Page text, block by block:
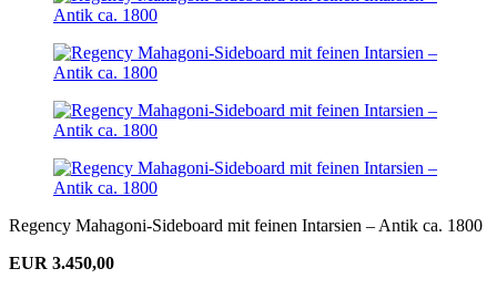
Regency Mahagoni-Sideboard mit feinen Intarsien – Antik ca. 1800
EUR 3.450,00